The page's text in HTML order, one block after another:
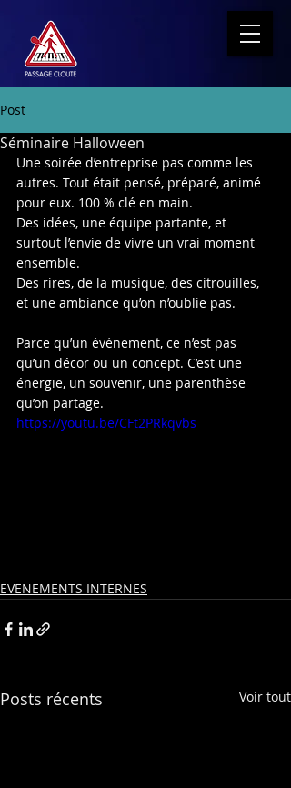
Post
Séminaire Halloween
Une soirée d’entreprise pas comme les
autres. Tout était pensé, préparé, animé
pour eux. 100 % clé en main.
Des idées, une équipe partante, et
surtout l’envie de vivre un vrai moment
ensemble.
Des rires, de la musique, des citrouilles,
et une ambiance qu’on n’oublie pas.
Parce qu’un événement, ce n’est pas
qu’un décor ou un concept. C’est une
énergie, un souvenir, une parenthèse
qu’on partage.
https://youtu.be/CFt2PRkqvbs
EVENEMENTS INTERNES
Posts récents Voir tout